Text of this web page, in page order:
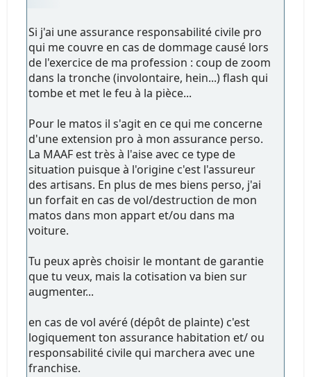
Si j'ai une assurance responsabilité civile pro
qui me couvre en cas de dommage causé lors
de l'exercice de ma profession : coup de zoom
dans la tronche (involontaire, hein...) flash qui
tombe et met le feu à la pièce...
Pour le matos il s'agit en ce qui me concerne
d'une extension pro à mon assurance perso.
La MAAF est très à l'aise avec ce type de
situation puisque à l'origine c'est l'assureur
des artisans. En plus de mes biens perso, j'ai
un forfait en cas de vol/destruction de mon
matos dans mon appart et/ou dans ma
voiture.
Tu peux après choisir le montant de garantie
que tu veux, mais la cotisation va bien sur
augmenter...
en cas de vol avéré (dépôt de plainte) c'est
logiquement ton assurance habitation et/ ou
responsabilité civile qui marchera avec une
franchise.